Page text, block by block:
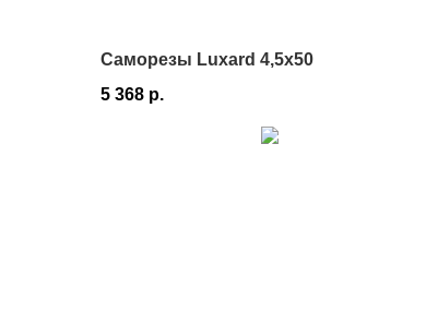
Саморезы Luxard 4,5х50
5 368 р.